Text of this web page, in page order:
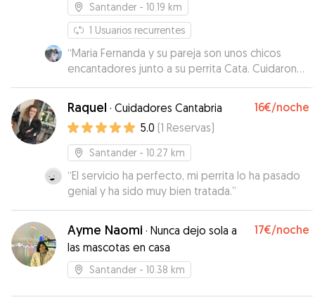
Santander - 10.19 km
1 Usuarios recurrentes
“Maria Fernanda y su pareja son unos chicos
encantadores junto a su perrita Cata. Cuidaron
de Lola estupendamente, jugaron con ella, se
preocuparon de la alimentación de Lola porque
la cuesta bastante fuera de casa comer y
además me facilitaron bastante tanto llevar a
Lola como recogerla. Sin duda para repetir.
Raquel · Cuidadores Cantabria 16€/noche
5.0 (1 Reservas)
Santander - 10.27 km
“El servicio ha perfecto, mi perrita lo ha pasado
genial y ha sido muy bien tratada.”
Ayme Naomi · Nunca dejo sola a
las mascotas en casa
17€/noche
Santander - 10.38 km